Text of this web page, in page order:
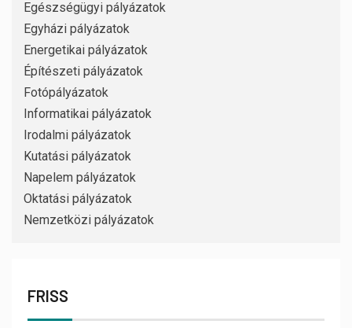
Egészségügyi pályázatok
Egyházi pályázatok
Energetikai pályázatok
Építészeti pályázatok
Fotópályázatok
Informatikai pályázatok
Irodalmi pályázatok
Kutatási pályázatok
Napelem pályázatok
Oktatási pályázatok
Nemzetközi pályázatok
FRISS